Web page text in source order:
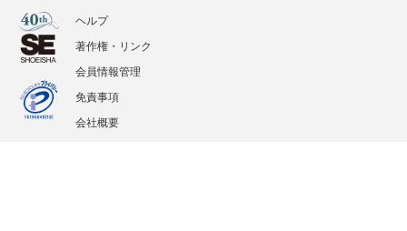
ヘルプ
著作権・リンク
会員情報管理
免責事項
会社概要